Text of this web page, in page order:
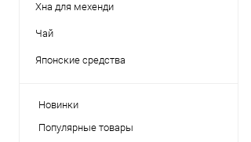
Хна для мехенди
Чай
Японские средства
Новинки
Популярные товары